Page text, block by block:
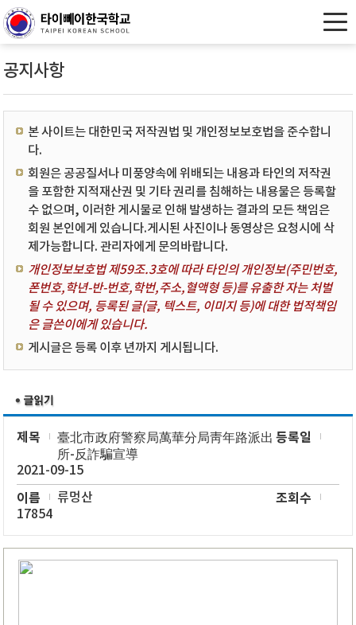
공지사항
본 사이트는 대한민국 저작권법 및 개인정보보호법을 준수합니
다.
회원은 공공질서나 미풍양속에 위배되는 내용과 타인의 저작권
을 포함한 지적재산권 및 기타 권리를 침해하는 내용물은 등록할
수 없으며, 이러한 게시물로 인해 발생하는 결과의 모든 책임은
회원 본인에게 있습니다.게시된 사진이나 동영상은 요청시에 삭
제가능합니다. 관리자에게 문의바랍니다.
개인정보보호법 제59조.3호에 따라 타인의 개인정보(주민번호,
폰번호,학년-반-번호,학번,주소,혈액형 등)를 유출한 자는 처벌
될 수 있으며, 등록된 글(글, 텍스트, 이미지 등)에 대한 법적책임
은 글쓴이에게 있습니다.
게시글은 등록 이후 년까지 게시됩니다.
제목
臺北市政府警察局萬華分局靑年路派出
所-反詐騙宣導
등록일
2021-09-15
이름 류멍산 조회수
17854